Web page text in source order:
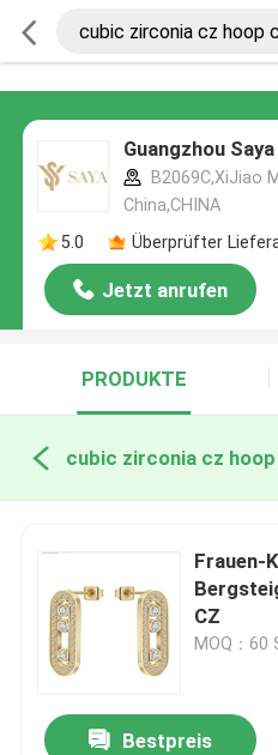
Guangzhou
B2069C,XiJiao
China,CHINA
5.0
Überprüfter
Jetzt anrufen
PRODUKTE
Frauen-
CZ
MOQ：60
Bestpreis